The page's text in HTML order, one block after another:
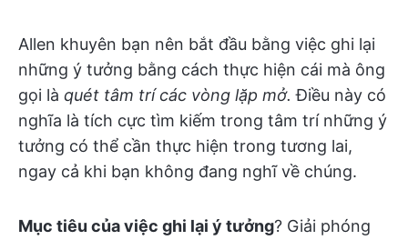
Allen khuyên bạn nên bắt đầu bằng việc ghi lại
những ý tưởng bằng cách thực hiện cái mà ông
gọi là quét tâm trí các vòng lặp mở.Điều này có
nghĩa là tích cực tìm kiếm trong tâm trí những ý
tưởng có thể cần thực hiện trong tương lai,
ngay cả khi bạn không đang nghĩ về chúng.
Mục tiêu của việc ghi lại ý tưởng? Giải phóng